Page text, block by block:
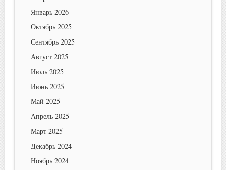
Январь 2026
Октябрь 2025
Сентябрь 2025
Август 2025
Июль 2025
Июнь 2025
Май 2025
Апрель 2025
Март 2025
Декабрь 2024
Ноябрь 2024